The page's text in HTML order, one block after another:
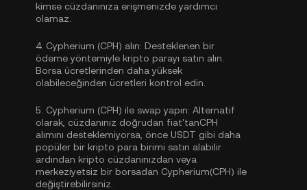
kimse cüzdanınıza erişmenizde yardımcı
olamaz.
4. Cypherium (CPH) alın: Desteklenen bir
ödeme yöntemiyle kripto parayı satın alın.
Borsa ücretlerinden daha yüksek
olabileceğinden ücretleri kontrol edin.
5. Cypherium (CPH) ile swap yapın: Alternatif
olarak, cüzdanınız doğrudan fiat'tanCPH
alımını desteklemiyorsa, önce USDT gibi daha
popüler bir kripto para birimi satın alabilir
ardından kripto cüzdanınızdan veya
merkeziyetsiz bir borsadan Cypherium(CPH) ile
değiştirebilirsiniz.